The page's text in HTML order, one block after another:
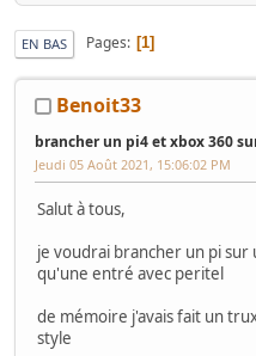
EN BAS Pages 1
Benoit33
brancher un pi4 et xbox 360
Jeudi 05 Août 2021, 15:06:02 PM
Salut à tous,
je voudrai brancher un pi sur
qu'une entré avec peritel
de mémoire j'avais fait un
style